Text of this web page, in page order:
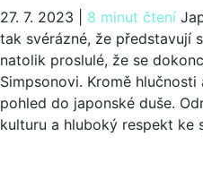
27. 7. 2023 8 minut čtení
tak svérázné, že představují
natolik proslulé, že se
Simpsonovi. Kromě
pohled do japonské duše.
kulturu a hluboký respekt ke